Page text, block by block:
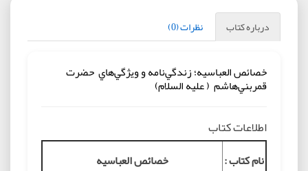
درباره کتاب نظرات (0)
خصائص العباسيه؛ زندگي‌نامه و ويژگي‌هاي حضرت
قمربني‌هاشم ( علیه السلام)
اطلاعات کتاب
نام کتاب : خصائص العباسیه